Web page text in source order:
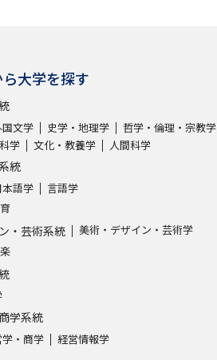
大学を探す
文学 史学・地理学
哲学・倫理・宗教学
学
文化・教養学 人間科学
統
本語学 言語学
・芸術系統 美術・デザイン・芸術学
学系統
学・商学 経営情報学